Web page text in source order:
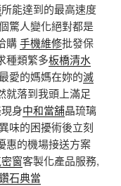
所能達到的最高速度
驚人變化絕對都是
購手機維修批發保
種類繁多板橋清水
愛的媽媽在妳的滅
就落到我頭上滿足
身中和當舖晶琉璃
味的困擾術後立刻
惠的機場接送方案
窗客製化產品服務,
石典當